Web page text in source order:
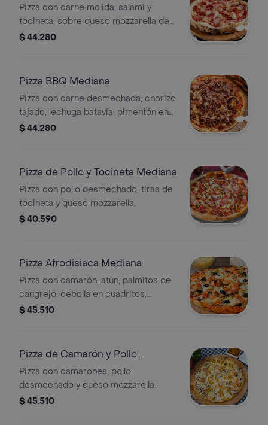
Pizza con carne molida, salami y
tocineta, sobre queso mozzarella de
la casa.
$ 44.280
Pizza BBQ Mediana
Pizza con carne desmechada, chorizo
tajado, lechuga batavia, pimentón en
tiras y salsa bbq.
$ 44.280
Pizza de Pollo y Tocineta Mediana
Pizza con pollo desmechado, tiras de
tocineta y queso mozzarella.
$ 40.590
Pizza Afrodisiaca Mediana
Pizza con camarón, atún, palmitos de
cangrejo, cebolla en cuadritos,
pimentón en cuadritos y queso
$ 45.510
Pizza de Camarón y Pollo
Mediana
Pizza con camarones, pollo
desmechado y queso mozzarella.
$ 45.510